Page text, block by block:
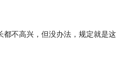
都不高兴，但没办法，规定就是这